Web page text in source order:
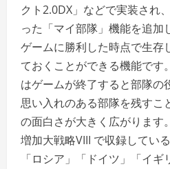
クト2.0DX」などで実装され
った「マイ部隊」機能を追加
ゲームに勝利した時点で生存
ておくことができる機能です
はゲームが終了すると部隊の
思い入れのある部隊を残すこ
の面白さが大きく広がります
増加大戦略VIII で収録してい
「ロシア」「ドイツ」「イ